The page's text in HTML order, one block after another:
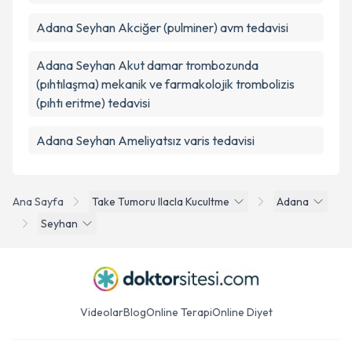
Ana Sayfa Take Tumoru Ilacla Kucultme
Adana
Seyhan
Adana Seyhan Akciğer (pulminer) avm tedavisi
Adana Seyhan Akut damar trombozunda
(pıhtılaşma) mekanik ve farmakolojik trombolizis
(pıhtı eritme) tedavisi
Adana Seyhan Ameliyatsız varis tedavisi
VideolarBlogOnline TerapiOnline Diyet